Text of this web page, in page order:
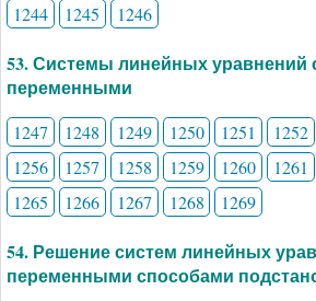
1244
1245 1246
53. Системы линейных уравнений
переменными
1247 1248 1249 1250 1251 1252
1256
1257 1258 1259 1260 1261
1265
1266 1267 1268 1269
54. Решение систем линейных
переменными способами